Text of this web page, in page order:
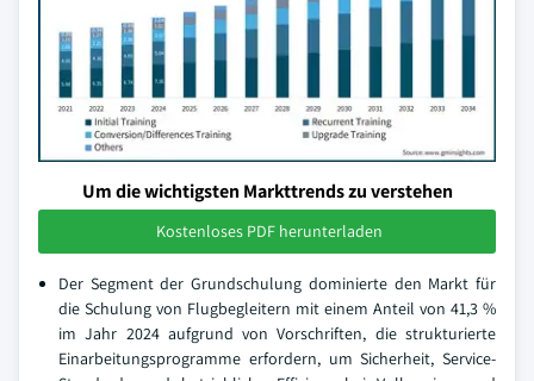
Um die wichtigsten Markttrends zu verstehen
Kostenloses PDF herunterladen
Der Segment der Grundschulung dominierte den Markt für
die Schulung von Flugbegleitern mit einem Anteil von 41,3 %
im Jahr 2024 aufgrund von Vorschriften, die strukturierte
Einarbeitungsprogramme erfordern, um Sicherheit, Service-